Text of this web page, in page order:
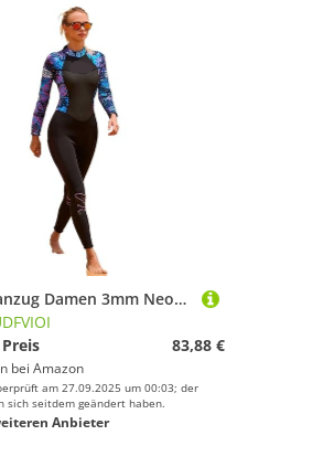
Tauchanzug Damen 3mm Neopren Langarm Neoprenanzug Einteiliger Taucheranzug Rückenreißverschluss for Tauchen Schnorcheln Surfen Schwimmen Speerfischen(Pueple,2XL)
83,88 €
bei Amazon
am 27.09.2025 um 00:03; der
sich seitdem geändert haben.
Anbieter